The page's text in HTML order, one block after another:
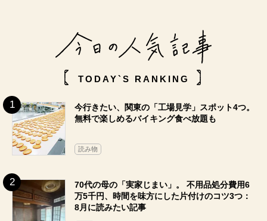
TODAY`S RANKING
今行きたい、関東の「工場見学」スポット4つ。
無料で楽しめるバイキング食べ放題も
読み物
70代の母の「実家じまい」。 不用品処分費用6
万5千円、時間を味方にした片付けのコツ3つ：
8月に読みたい記事